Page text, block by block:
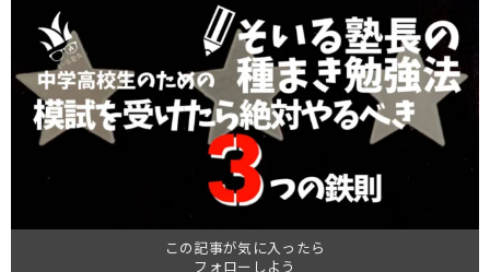
この記事が気に入ったら
フォローしよう